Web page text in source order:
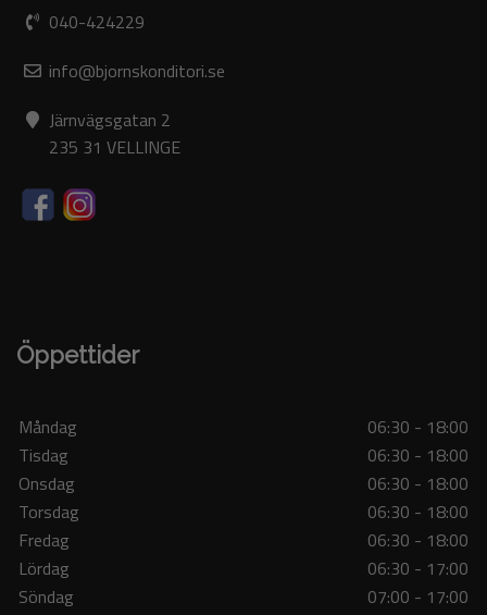
040-424229
info@bjornskonditori.se
Järnvägsgatan 2
235 31 VELLINGE
Öppettider
Måndag
06:30 - 18:00
Tisdag
06:30 - 18:00
Onsdag
06:30 - 18:00
Torsdag
06:30 - 18:00
Fredag
06:30 - 18:00
Lördag
06:30 - 17:00
Söndag
07:00 - 17:00